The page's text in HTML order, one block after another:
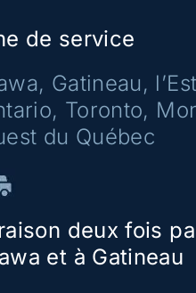
de service
Gatineau,
Toronto,
du Québec
deux fois
et à Gatineau